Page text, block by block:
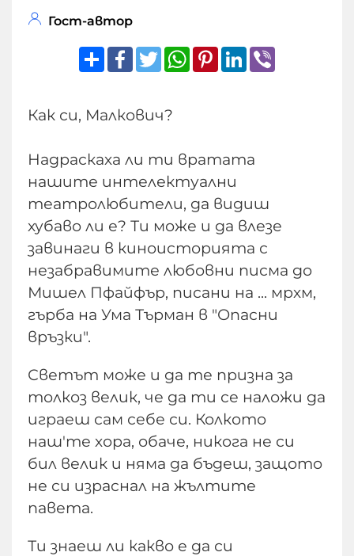
Гост-автор
ShareFacebook
TwitterWhatsApp
Pinterest
LinkedIn
Как си, Малкович?
Надраскаха ли ти вратата
нашите интелектуални
театролюбители, да видиш
хубаво ли е? Ти може и да влезе
завинаги в киноисторията с
незабравимите любовни писма до
Мишел Пфайфър, писани на ... мрхм,
гърба на Ума Търман в "Опасни
връзки".
Светът може и да те призна за
толкоз велик, че да ти се наложи да
играеш сам себе си. Колкото
наш'те хора, обаче, никога не си
бил велик и няма да бъдеш, защото
не си израснал на жълтите
павета.
Ти знаеш ли какво е да си